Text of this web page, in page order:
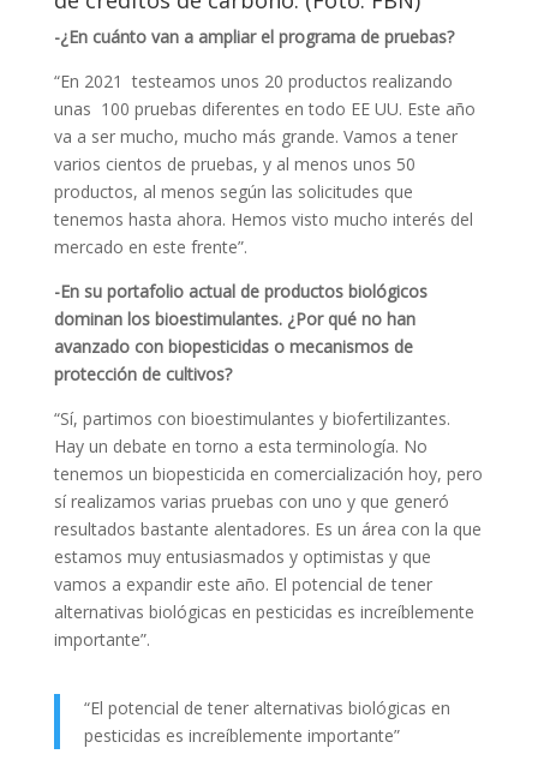
-¿En cuánto van a ampliar el programa de pruebas?
“En 2021 testeamos unos 20 productos realizando
unas 100 pruebas diferentes en todo EE UU. Este año
va a ser mucho, mucho más grande. Vamos a tener
varios cientos de pruebas, y al menos unos 50
productos, al menos según las solicitudes que
tenemos hasta ahora. Hemos visto mucho interés del
mercado en este frente”.
-En su portafolio actual de productos biológicos
dominan los bioestimulantes. ¿Por qué no han
avanzado con biopesticidas o mecanismos de
protección de cultivos?
“Sí, partimos con bioestimulantes y biofertilizantes.
Hay un debate en torno a esta terminología. No
tenemos un biopesticida en comercialización hoy, pero
sí realizamos varias pruebas con uno y que generó
resultados bastante alentadores. Es un área con la que
estamos muy entusiasmados y optimistas y que
vamos a expandir este año. El potencial de tener
alternativas biológicas en pesticidas es increíblemente
importante”.
“El potencial de tener alternativas biológicas en
pesticidas es increíblemente importante”